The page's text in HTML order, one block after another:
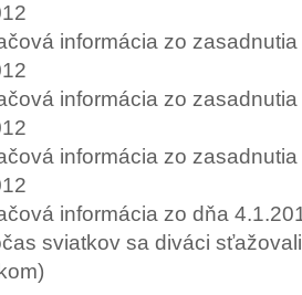
informácia zo
informácia zo
informácia zo
informácia zo dňa
sviatkov sa diváci